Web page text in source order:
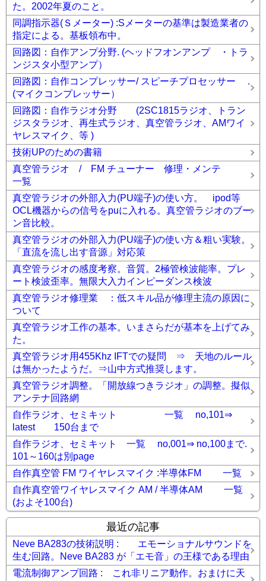
た。2002年夏のこと。
同調指示器(Ｓメーター) :Sメーターの基準は製造業者の
指定による。基板領布中。
回路図：自作アンプ分野. (ヘッドフオンアンプ ・トラ
ンジスタ小型アンプ）
回路図：自作コンプレッサー/ スピーチプロセッサー .
(マイクコンプレッサー）
回路図：自作ラジオ分野 (2SC1815ラジオ、トラン
ジスタラジオ、再生式ラジオ、真空管ラジオ、AMワイ
ヤレスマイク、等 )
技術UPのための書籍
真空管ラジオ / FM チューナー 修理・メンテ
一覧
真空管ラジオの外部入力(PU端子)の使い方。 ipod等
OCL機器からの信号をpuに入れる。真空管ラジオのブー
ン音比較。
真空管ラジオの外部入力(PU端子)の使い方＆粗い実験。
「直流を流し出す音源」対応策
真空管ラジオの感度考察。音質。2極管検波能率。プレ
ート検波歪率。無限大入力インピーダンス検波
真空管ラジオ修理業 ：低スキル品が修理主流の原因に
ついて
真空管ラジオ工作の基本。いまさらだが基本を上げてみ
た。
真空管ラジオ用455Khz IFTでの疑問 ⇒ 天地のルール
は無かったようだ。⇒山中方式推奨します。
真空管ラジオ調整。「開放線つきラジオ」の調整。擬似
アンテナ回路網
自作ラジオ、セミキット 一覧 no,101⇒
latest 150台まで
自作ラジオ、セミキット 一覧 no,001⇒ no,100まで.
101～160は別page
自作真空管 FM ワイヤレスマイク :半導体FM 一覧
自作真空管ワイヤレスマイク AM / 半導体AM 一覧
(およそ100台)
最近の記事
Neve BA283の技術説明 : エモーショナルサウンドを
生む回路。Neve BA283 が「エモ音」の王様である理由
電流制御アンプ回路 : これ非リニア動作。おまけに天